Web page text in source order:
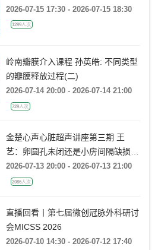
2026-07-15 17:30 - 2026-07-15 18:30
1299人次
岭南瓣膜介入课程 孙英皓: 不同类型
的瓣膜释放过程(二)
2026-07-14 20:00 - 2026-07-14 21:00
729人次
金楚心声心脏超声讲座第三期 王
艺：卵圆孔未闭还是小房间隔缺损，
傻傻分不清
2026-07-13 20:00 - 2026-07-13 21:00
2086人次
直播回看丨第七届微创冠脉外科研讨
会MICSS 2026
2026-07-10 14:30 - 2026-07-12 17:40